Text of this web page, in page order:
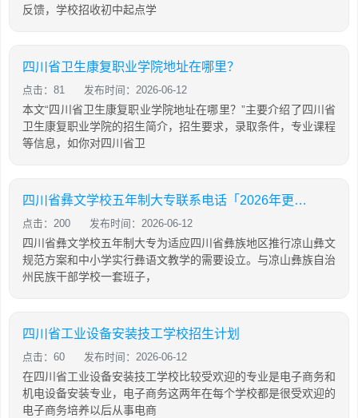
反馈，学校招收初中起点学
四川省卫生康复职业学院地址在哪里？
点击：81 发布时间：2026-06-12
本文“四川省卫生康复职业学院地址在哪里？”主要介绍了四川省
卫生康复职业学院的招生简介，招生要求，录取条件，专业课程
等信息，如你对四川省卫
四川省彝文学校五年制大专联系电话「2026年更新」
点击：200 发布时间：2026-06-12
四川省彝文学校五年制大专为适应四川省彝族地区推行凉山彝文
规范方案和中小学实行彝语文教学的需要设立。与凉山彝族自治
州民族干部学校一套班子，
四川省工业设备安装技工学校招生计划
点击：60 发布时间：2026-06-12
在四川省工业设备安装技工学校比较受欢迎的专业是电子商务和
机电设备安装专业，电子商务这两年在每个学校都是很受欢迎的
电子商务培养以后从事电商